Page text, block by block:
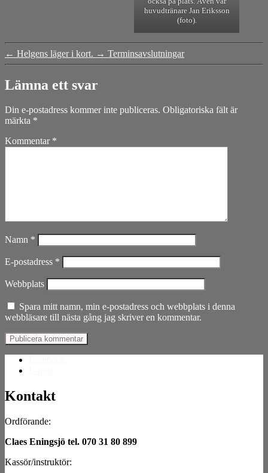
huvudtränare Jan Eriksson
(foto).
← Helgens läger i kort. → Terminsavslutningar
Lämna ett svar
Din e-postadress kommer inte publiceras. Obligatoriska fält är
märkta *
Kommentar *
Namn *
E-postadress *
Webbplats
Spara mitt namn, min e-postadress och webbplats i denna
webbläsare till nästa gång jag skriver en kommentar.
Kontakt
Ordförande:
Claes Eningsjö tel. 070 31 80 899
Kassör/instruktör: